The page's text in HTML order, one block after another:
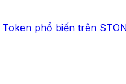
Token phổ biến trên